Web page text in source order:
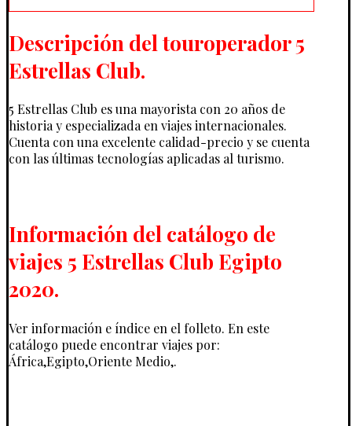
Descripción del touroperador 5
Estrellas Club.
5 Estrellas Club es una mayorista con 20 años de
historia y especializada en viajes internacionales.
Cuenta con una excelente calidad-precio y se cuenta
con las últimas tecnologías aplicadas al turismo.
Información del catálogo de
viajes 5 Estrellas Club Egipto
2020.
Ver información e índice en el folleto. En este
catálogo puede encontrar viajes por:
África,Egipto,Oriente Medio,.